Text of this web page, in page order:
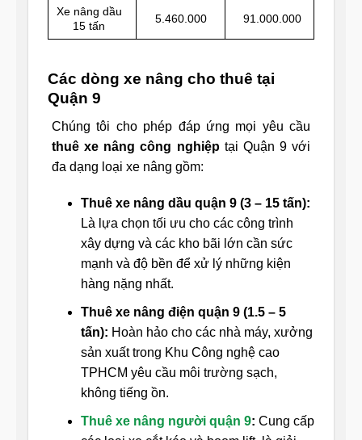
Xe nâng dầu
15 tấn
5.460.000 91.000.000
Các dòng xe nâng cho thuê tại
Quận 9
Chúng tôi cho phép đáp ứng mọi yêu cầu
thuê xe nâng công nghiệptại Quận 9 với
đa dạng loại xe nâng gồm:
Thuê xe nâng dầu quận 9 (3 – 15 tấn):
Là lựa chọn tối ưu cho các công trình
xây dựng và các kho bãi lớn cần sức
mạnh và độ bền để xử lý những kiện
hàng nặng nhất.
Thuê xe nâng điện quận 9 (1.5 – 5
tấn): Hoàn hảo cho các nhà máy, xưởng
sản xuất trong Khu Công nghệ cao
TPHCM yêu cầu môi trường sạch,
không tiếng ồn.
Thuê xe nâng người quận 9: Cung cấp